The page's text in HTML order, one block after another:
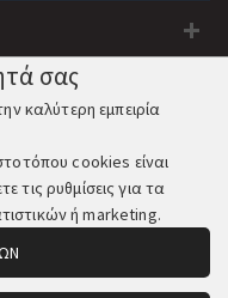
σας
καλύτερη εμπειρία
cookies είναι
τις ρυθμίσεις για τα
ή marketing.